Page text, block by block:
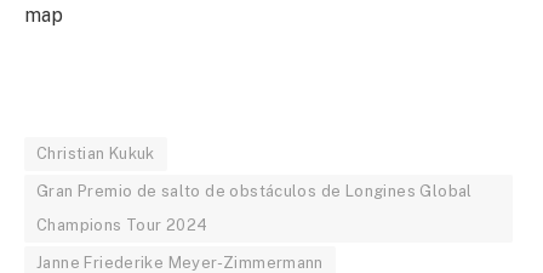
map
Christian Kukuk
Gran Premio de salto de obstáculos de Longines Global
Champions Tour 2024
Janne Friederike Meyer-Zimmermann